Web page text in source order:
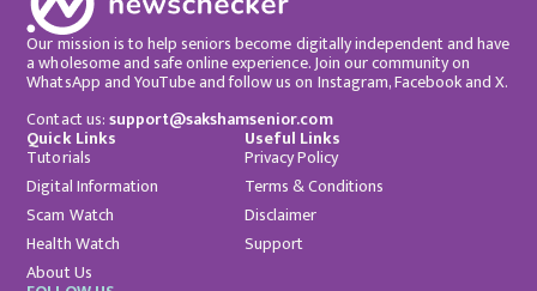
Our mission is to help seniors become digitally independent and have
a wholesome and safe online experience. Join our community on
WhatsApp and YouTube and follow us on Instagram, Facebook and X.
Contact us:support@sakshamsenior.com
Quick Links
Tutorials
Digital Information
Scam Watch
Health Watch
About Us
Useful Links
Privacy Policy
Terms & Conditions
Disclaimer
Support